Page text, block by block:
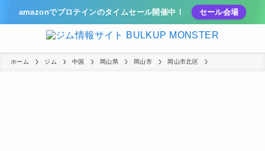
amazonでプロテインのタイムセール開催中！ セール会場
ホーム ジム 中国 岡山県 岡山市 岡山市北区